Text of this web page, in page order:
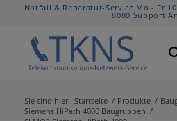
Notfall & Reparatur-Service Mo - Fr
8080 Support
Sie sind hier: Startseite / Produkte /
Siemens HiPath 4000 Baugruppen /